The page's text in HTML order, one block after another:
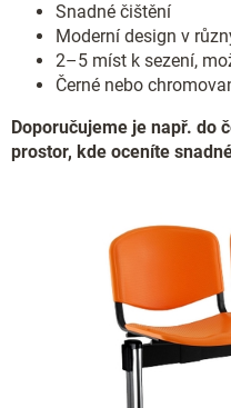
Snadné čištění
Moderní design v
2–5 míst k sezení,
Černé nebo
Doporučujeme je např. do
prostor, kde oceníte